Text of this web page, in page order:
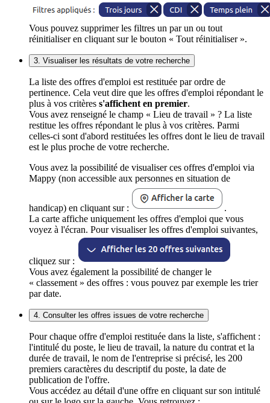
Vous pouvez supprimer les filtres un par un ou tout
réinitialiser en cliquant sur le bouton « Tout réinitialiser ».
3. Visualiser les résultats de votre recherche
La liste des offres d'emploi est restituée par ordre de
pertinence. Cela veut dire que les offres d'emploi répondant le
plus à vos critères s'affichent en premier.
Vous avez renseigné le champ « Lieu de travail » ? La liste
restitue les offres répondant le plus à vos critères. Parmi
celles-ci sont d'abord restituées les offres dont le lieu de travail
est le plus proche de votre recherche.
Vous avez la possibilité de visualiser ces offres d'emploi via
Mappy (non accessible aux personnes en situation de
handicap) en cliquant sur :
.
La carte affiche uniquement les offres d'emploi que vous
voyez à l'écran. Pour visualiser les offres d'emploi suivantes,
cliquez sur :
Vous avez également la possibilité de changer le
« classement » des offres : vous pouvez par exemple les trier
par date.
4. Consulter les offres issues de votre recherche
Pour chaque offre d'emploi restituée dans la liste, s'affichent :
l'intitulé du poste, le lieu de travail, la nature du contrat et la
durée de travail, le nom de l'entreprise si précisé, les 200
premiers caractères du descriptif du poste, la date de
publication de l'offre.
Vous accédez au détail d'une offre en cliquant sur son intitulé